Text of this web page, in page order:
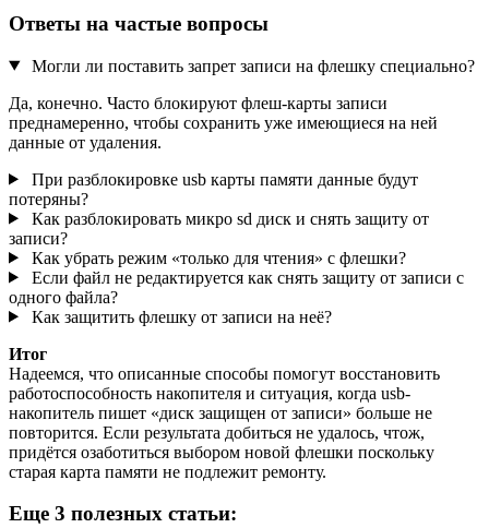
Ответы на частые вопросы
Могли ли поставить запрет записи на флешку специально?
Да, конечно. Часто блокируют флеш-карты записи
преднамеренно, чтобы сохранить уже имеющиеся на ней
данные от удаления.
При разблокировке usb карты памяти данные будут
потеряны?
Как разблокировать микро sd диск и снять защиту от
записи?
Как убрать режим «только для чтения» с флешки?
Если файл не редактируется как снять защиту от записи с
одного файла?
Как защитить флешку от записи на неё?
Итог
Надеемся, что описанные способы помогут восстановить
работоспособность накопителя и ситуация, когда usb-
накопитель пишет «диск защищен от записи» больше не
повторится. Если результата добиться не удалось, чтож,
придётся озаботиться выбором новой флешки поскольку
старая карта памяти не подлежит ремонту.
Еще 3 полезных статьи: